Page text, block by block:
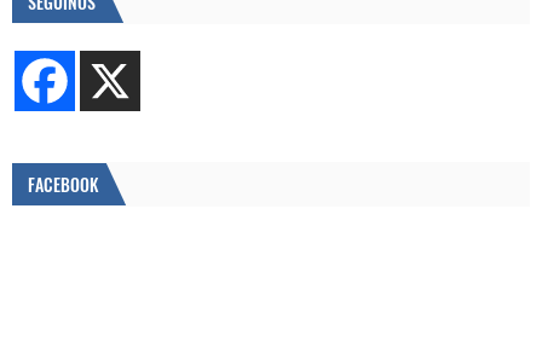
FACEBOOK